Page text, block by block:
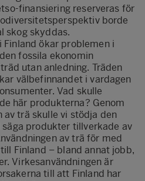
finansiering reserveras för
borde
skog skyddas.
ökar problemen i
fossila ekonomin
utan anledning. Träden
välbefinnandet i vardagen
Vad skulle
här produkterna? Genom
av trä skulle vi stödja den
produkter tillverkade av
av trä för med
Finland – bland annat jobb,
Virkesanvändningen är
till att Finland har